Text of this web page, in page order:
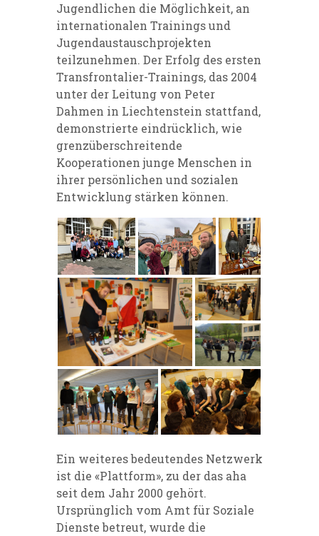
Jugendlichen die Möglichkeit, an
internationalen Trainings und
Jugendaustauschprojekten
teilzunehmen. Der Erfolg des ersten
Transfrontalier-Trainings, das 2004
unter der Leitung von Peter
Dahmen in Liechtenstein stattfand,
demonstrierte eindrücklich, wie
grenzüberschreitende
Kooperationen junge Menschen in
ihrer persönlichen und sozialen
Entwicklung stärken können.
Ein weiteres bedeutendes Netzwerk
ist die «Plattform», zu der das aha
seit dem Jahr 2000 gehört.
Ursprünglich vom Amt für Soziale
Dienste betreut, wurde die